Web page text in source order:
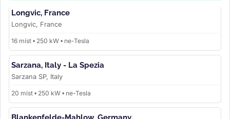
Longvic, France
Longvic, France
16 míst • 250 kW • ne-Tesla
Sarzana, Italy - La Spezia
Sarzana SP, Italy
20 míst • 250 kW • ne-Tesla